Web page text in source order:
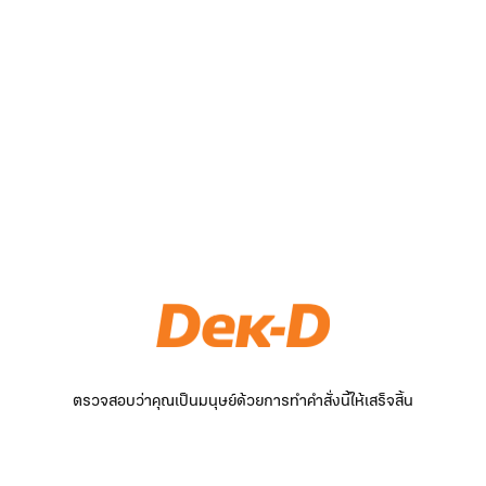
ตรวจสอบว่าคุณเป็นมนุษย์ด้วยการทำคำสั่งนี้ให้เสร็จสิ้น